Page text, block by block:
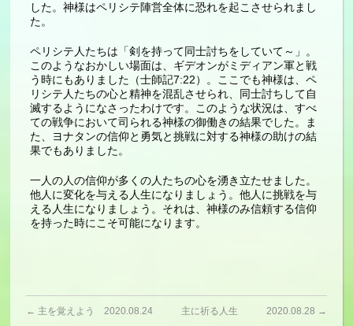
した。神様はペリシテ陣営全体に恐れを起こさせられまし
た。
ペリシテ人たちは「剣を持って同士討ちをしていて～」。
このようなおかしい場面は、ギデオンがミディアン軍と戦
う時にもありました（士師記7:22）。ここでも神様は、ペ
リシテ人たちの心と精神を混乱させられ、同士討ちして自
滅するようになさったわけです。このような状況は、すべ
ての戦争において司られる神様の御働きの結果でした。ま
た、ヨナタンの信仰と勇気と挑戦に対する神様の助けの結
果でもありました。
一人の人の信仰が多くの人たちの心を湧き立たせました。
他人に変化を与える人生になりましょう。他人に挑戦を与
える人生になりましょう。それは、神様のみ信頼する信仰
を持った時にこそ可能になります。
← 主を覚えよう 2020.08.24 主に祈る人生 2020.08.28 →